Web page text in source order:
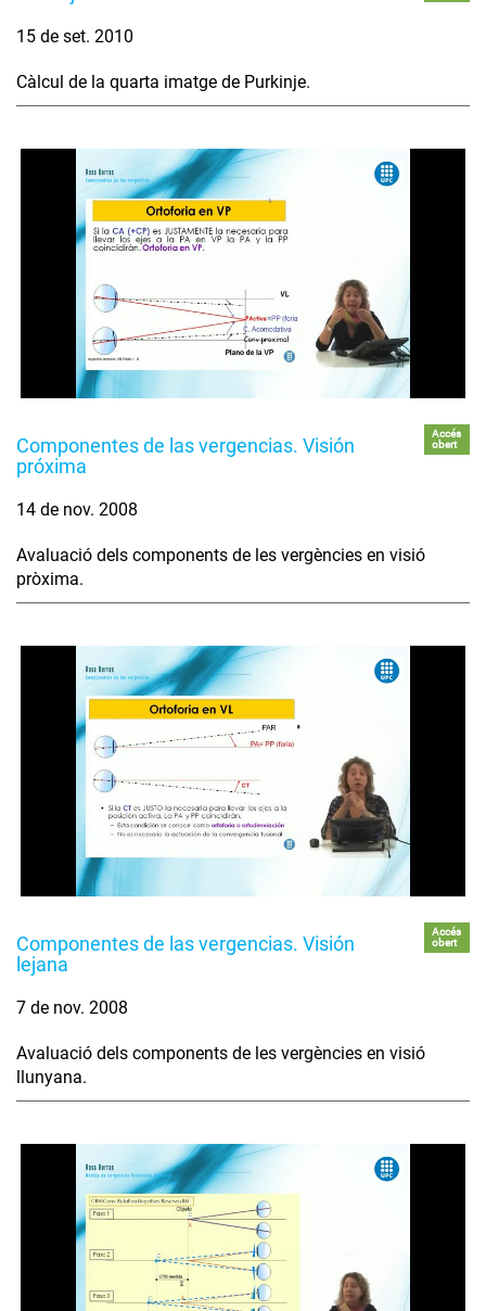
15 de set. 2010
Càlcul de la quarta imatge de Purkinje.
Componentes de las vergencias. Visión
próxima
Accés
obert
14 de nov. 2008
Avaluació dels components de les vergències en visió
pròxima.
Componentes de las vergencias. Visión
lejana
Accés
obert
7 de nov. 2008
Avaluació dels components de les vergències en visió
llunyana.